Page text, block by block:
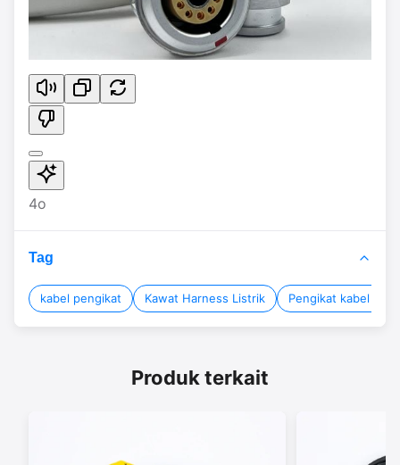
4o
Tag
kabel pengikat Kawat Harness Listrik Pengikat kabel
Produk terkait